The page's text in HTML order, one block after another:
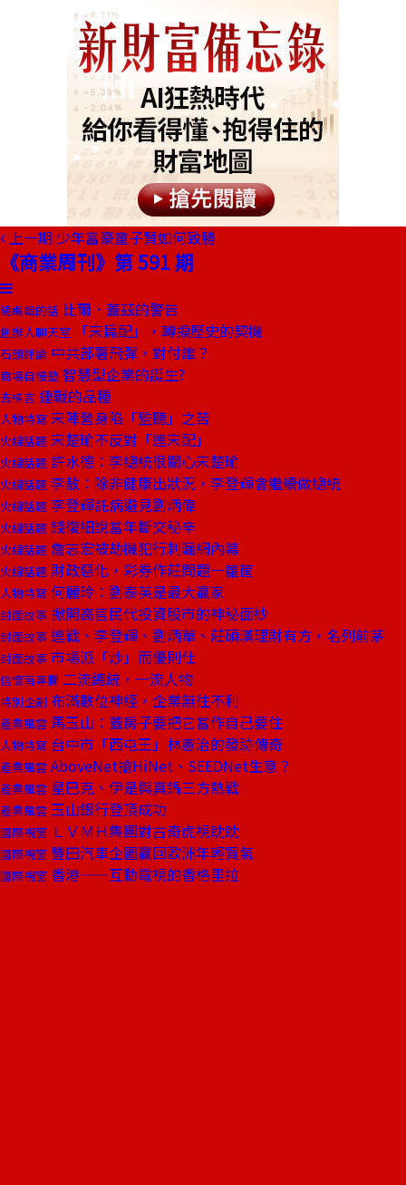
上一期 少年富豪童子賢如何致勝
《商業周刊》第 591 期
總編輯的話 比爾．蓋茲的警告
創辦人聊天室 「宋扁配」，轉捩歷史的契機
石頭評論 中共部署飛彈，對付誰？
商場自慢塾 智慧型企業的誕生?
去梯言 連戰的品種
人物特寫 宋陣營身陷「監聽」之苦
火線話題 宋楚瑜不反對「連宋配」
火線話題 許水德：李總統很關心宋楚瑜
火線話題 李敖：除非健康出狀況，李登輝會繼續做總統
火線話題 李登輝託病避見劉炳偉
火線話題 錢復細說當年斷交秘辛
火線話題 詹志宏被劫機犯行刺漏網內幕
火線話題 財政惡化，彩券作莊問題一籮筐
人物特寫 何麗玲：劉泰英是最大贏家
封面故事 掀開高官民代投資股市的神秘面紗
封面故事 連戰、李登輝、劉炳華、莊碩漢理財有方，名列前茅
封面故事 市場派「炒」而優則仕
信懷南專欄 二流總統，一流人物
特別企劃 布滿數位神經，企業無往不利
產業風雲 馬玉山：蓋房子要把它當作自己要住
人物特寫 台中市「西屯王」林憲治的發跡傳奇
產業風雲 AboveNet搶HiNet、SEEDNet生意？
產業風雲 星巴克、伊是與真鍋三方熱戰
產業風雲 玉山銀行登頂成功
國際視窗 ＬＶＭＨ集團對古奇虎視眈眈
國際視窗 豐田汽車企圖贏回歐洲年輕買氣
國際視窗 香港——互動電視的香格里拉